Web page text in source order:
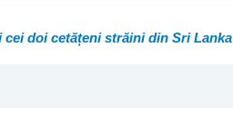
doi cetățeni străini din Sri Lanka